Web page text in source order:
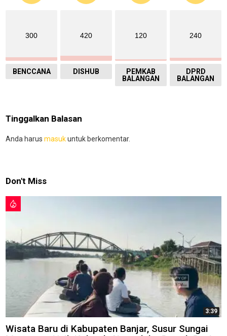
300
BENCCANA
420
DISHUB
120
PEMKAB
BALANGAN
240
DPRD
BALANGAN
Tinggalkan Balasan
Anda harus masukuntuk berkomentar.
Don't Miss
3:39
Wisata Baru di Kabupaten Banjar, Susur Sungai